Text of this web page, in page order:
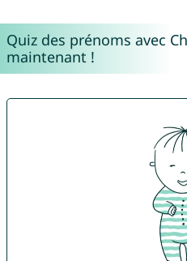
Quiz des prénoms avec
maintenant !